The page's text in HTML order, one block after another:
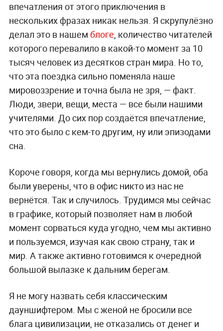
впечатления от этого приключения в
нескольких фразах никак нельзя. Я скрупулёзно
делал это в нашем блоге, количество читателей
которого перевалило в какой-то момент за 10
тысяч человек из десятков стран мира. Но то,
что эта поездка сильно поменяла наше
мировоззрение и точна была не зря, — факт.
Люди, звери, вещи, места — все были нашими
учителями. До сих пор создаётся впечатление,
что это было с кем-то другим, ну или эпизодами
сна.
Короче говоря, когда мы вернулись домой, оба
были уверены, что в офис никто из нас не
вернётся. Так и случилось. Трудимся мы сейчас
в графике, который позволяет нам в любой
момент сорваться куда угодно, чем мы активно
и пользуемся, изучая как свою страну, так и
мир. А также активно готовимся к очередной
большой вылазке к дальним берегам.
Я не могу назвать себя классическим
дауншифтером. Мы с женой не бросили все
блага цивилизации, не отказались от денег и